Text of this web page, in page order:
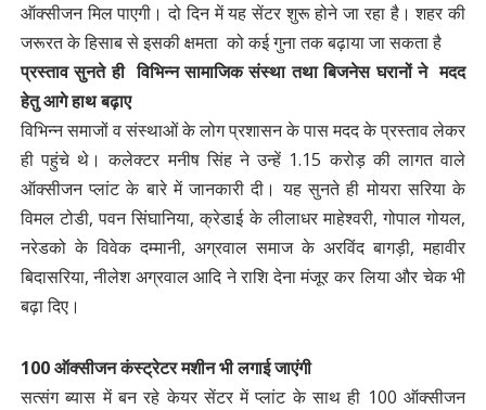
ऑक्सीजन मिल पाएगी। दो दिन में यह सेंटर शुरू होने जा रहा है। शहर की
जरूरत के हिसाब से इसकी क्षमता को कई गुना तक बढ़ाया जा सकता है
प्रस्ताव सुनते ही विभिन्न सामाजिक संस्था तथा बिजनेस घरानों ने मदद
हेतु आगे हाथ बढ़ाए
विभिन्न समाजों व संस्थाओं के लोग प्रशासन के पास मदद के प्रस्ताव लेकर
ही पहुंचे थे। कलेक्टर मनीष सिंह ने उन्हें 1.15 करोड़ की लागत वाले
ऑक्सीजन प्लांट के बारे में जानकारी दी। यह सुनते ही मोयरा सरिया के
विमल टोडी, पवन सिंघानिया, क्रेडाई के लीलाधर माहेश्वरी, गोपाल गोयल,
नरेडको के विवेक दम्मानी, अग्रवाल समाज के अरविंद बागड़ी, महावीर
बिदासरिया, नीलेश अग्रवाल आदि ने राशि देना मंजूर कर लिया और चेक भी
बढ़ा दिए।
100 ऑक्सीजन कंस्ट्रेटर मशीन भी लगाई जाएंगी
सत्संग ब्यास में बन रहे केयर सेंटर में प्लांट के साथ ही 100 ऑक्सीजन